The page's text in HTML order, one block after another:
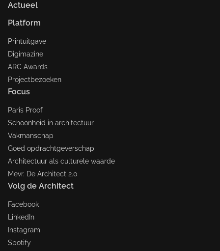
Actueel
Platform
Printuitgave
Digimazine
ARC Awards
Projectbezoeken
Focus
Paris Proof
Schoonheid in architectuur
Vakmanschap
Goed opdrachtgeverschap
Architectuur als culturele waarde
Mevr. De Architect 2.0
Volg de Architect
Facebook
LinkedIn
Instagram
Spotify